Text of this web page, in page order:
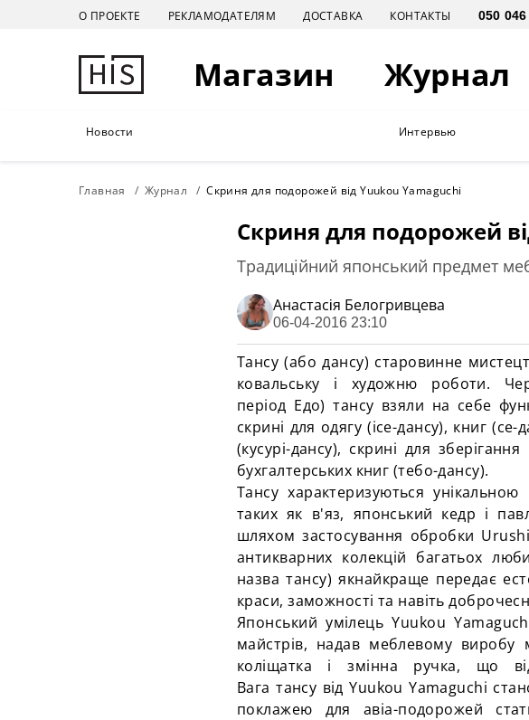
О ПРОЕКТЕ РЕКЛАМОДАТЕЛЯМ ДОСТАВКА КОНТАКТЫ
Магазин Журнал
Новости Интервью
Главная Журнал Скриня для подорожей від Yuukou Yamaguchi
Скриня для подорожей
Традиційний японський предмет
Анастасiя Белогривцева
06-04-2016 23:10
Тансу (або дансу) старовинне
ковальську і художню роботи.
період Едо)тансу взяли на себе
скрині для одягу (ісе-дансу), книг (се-
(кусурі-дансу), скрині для зберігання
бухгалтерських книг (тебо-дансу).
Тансу характеризуються
таких як в'яз, японський кедр і
шляхом застосування обробки
антикварних колекцій багатьох
назватансу) якнайкраще передає
краси, заможності та навіть
Японський умілець Yuukou
майстрів, надав меблевому
коліщатка і змінна ручка, що
Вагатансу від Yuukou Yamaguchi
поклажею для авіа-подорожей